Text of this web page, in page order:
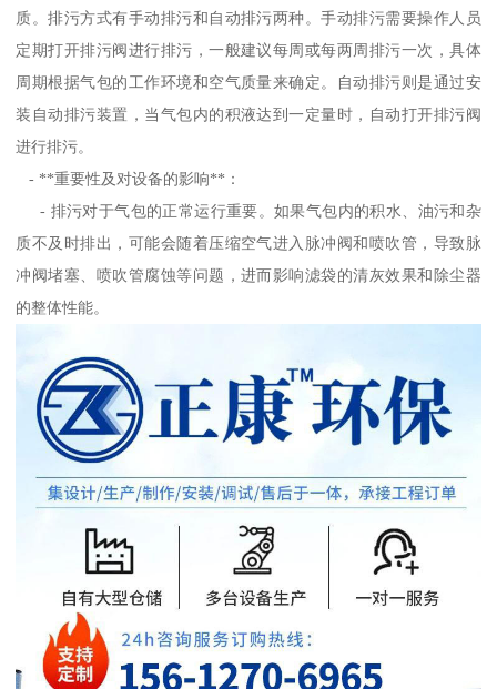
质。排污方式有手动排污和自动排污两种。手动排污需要操作人员
定期打开排污阀进行排污，一般建议每周或每两周排污一次，具体
周期根据气包的工作环境和空气质量来确定。自动排污则是通过安
装自动排污装置，当气包内的积液达到一定量时，自动打开排污阀
进行排污。
- **重要性及对设备的影响**：
- 排污对于气包的正常运行重要。如果气包内的积水、油污和杂
质不及时排出，可能会随着压缩空气进入脉冲阀和喷吹管，导致脉
冲阀堵塞、喷吹管腐蚀等问题，进而影响滤袋的清灰效果和除尘器
的整体性能。